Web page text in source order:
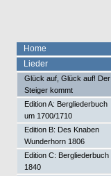
Home
Lieder
Glück auf, Glück auf! Der
Steiger kommt
Edition A: Bergliederbuch
um 1700/1710
Edition B: Des Knaben
Wunderhorn 1806
Edition C: Bergliederbuch
1840